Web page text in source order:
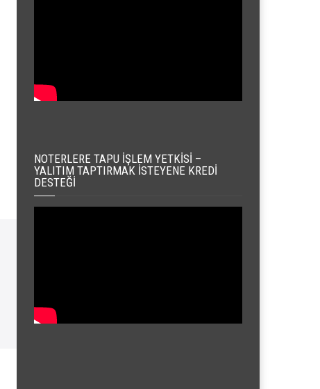
NOTERLERE TAPU İŞLEM YETKISI –
YALITIM TAPTIRMAK İSTEYENE KREDI
DESTEĞI